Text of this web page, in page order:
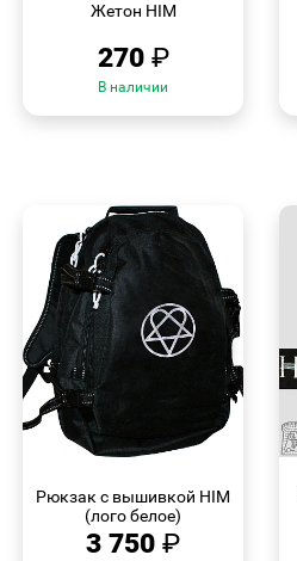
Жетон HIM
270 ₽
В наличии
Рюкзак с вышивкой HIM
(лого белое)
3 750 ₽